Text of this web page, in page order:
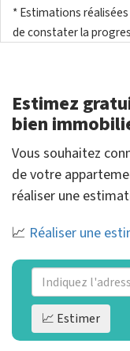
* Estimations
de constater la
Estimez
bien
Vous souhaitez
de votre
réaliser une
📈 Réaliser une
📈 Estimer